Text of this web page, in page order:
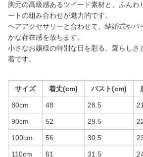
胸元の高級感あるツイード素材と、ふんわ
ートの組み合わせが魅力的です。
ヘアアクセサリーと合わせて、結婚式やパ
かな存在感を放ちます。
小さなお嬢様の特別な日を彩る、愛らしさ
着です。
サイズ 着丈(cm) バスト(cm)
80cm 48 28.5
90cm 52 29.5
100cm 56 30.5
110cm 61 31.5